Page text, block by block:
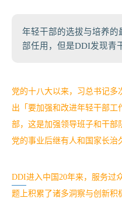
年轻干部的选拔与培养的
部任用，但是DDI发现青
党的十八大以来，习总书记
出「要加强和改进年轻干部
部，这是加强领导班子和干部
党的事业后继有人和国家长治
DDI进入中国20年来，服务过
题上积累了诸多洞察与创新积